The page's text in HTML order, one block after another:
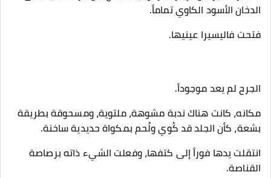
الدخان الأسود الكاوي تماماً.
​فتحت فاليسيرا عينيها.
​الجرح لم يعد موجوداً.
مكانه، كانت هناك ندبة مشوهة، ملتوية، ومسحوقة بطريقة
بشعة، كأن الجلد قد كُوي ولُحم بمكواة حديدية ساخنة.
​انتقلت يدها فوراً إلى كتفها، وفعلت الشيء ذاته برصاصة
القناصة.